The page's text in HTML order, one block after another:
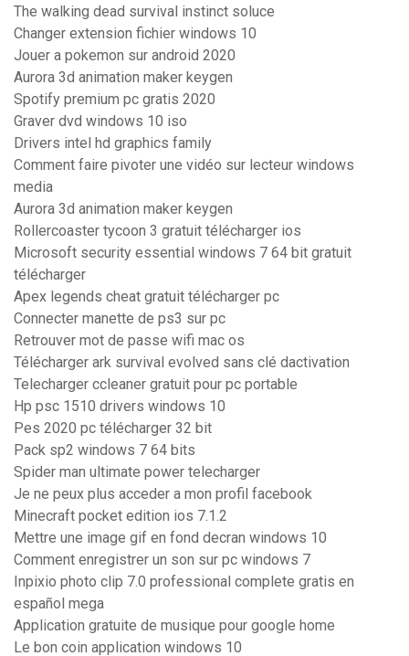
The walking dead survival instinct soluce
Changer extension fichier windows 10
Jouer a pokemon sur android 2020
Aurora 3d animation maker keygen
Spotify premium pc gratis 2020
Graver dvd windows 10 iso
Drivers intel hd graphics family
Comment faire pivoter une vidéo sur lecteur windows
media
Aurora 3d animation maker keygen
Rollercoaster tycoon 3 gratuit télécharger ios
Microsoft security essential windows 7 64 bit gratuit
télécharger
Apex legends cheat gratuit télécharger pc
Connecter manette de ps3 sur pc
Retrouver mot de passe wifi mac os
Télécharger ark survival evolved sans clé dactivation
Telecharger ccleaner gratuit pour pc portable
Hp psc 1510 drivers windows 10
Pes 2020 pc télécharger 32 bit
Pack sp2 windows 7 64 bits
Spider man ultimate power telecharger
Je ne peux plus acceder a mon profil facebook
Minecraft pocket edition ios 7.1.2
Mettre une image gif en fond decran windows 10
Comment enregistrer un son sur pc windows 7
Inpixio photo clip 7.0 professional complete gratis en
español mega
Application gratuite de musique pour google home
Le bon coin application windows 10